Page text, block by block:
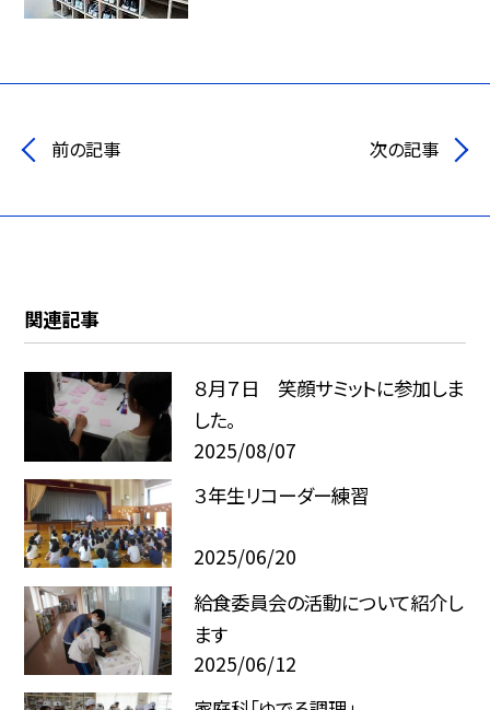
前の記事 次の記事
関連記事
８月７日 笑顔サミットに参加しま
した。
2025/08/07
３年生リコーダー練習
2025/06/20
給食委員会の活動について紹介し
ます
2025/06/12